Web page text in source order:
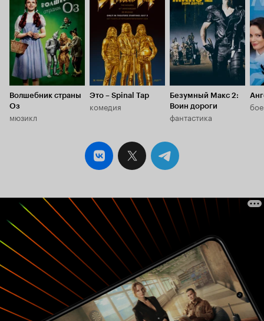
Волшебник страны
Оз
мюзикл
6.8
Это – Spinal Tap
комедия
7.6
Безумный Макс 2:
Воин дороги
фантастика